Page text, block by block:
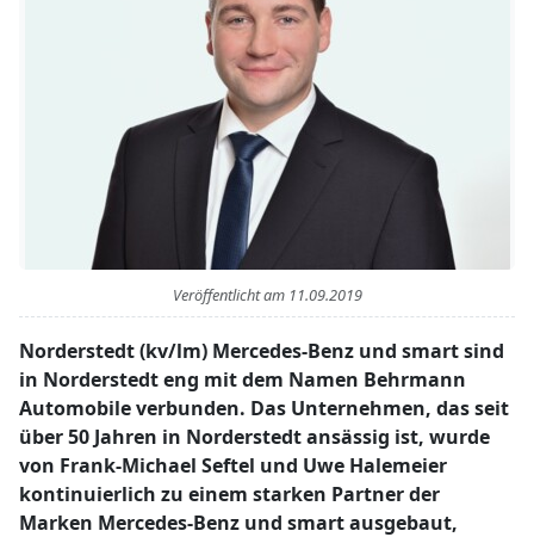
Veröffentlicht am 11.09.2019
Norderstedt (kv/lm) Mercedes-Benz und smart sind
in Norderstedt eng mit dem Namen Behrmann
Automobile verbunden. Das Unternehmen, das seit
über 50 Jahren in Norderstedt ansässig ist, wurde
von Frank-Michael Seftel und Uwe Halemeier
kontinuierlich zu einem starken Partner der
Marken Mercedes-Benz und smart ausgebaut,